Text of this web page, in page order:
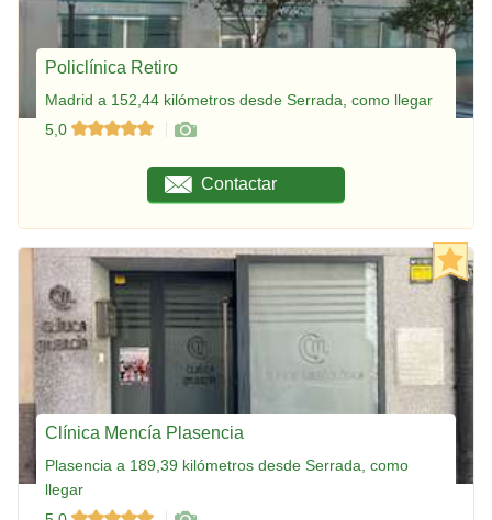
Policlínica Retiro
Madrid a 152,44 kilómetros desde Serrada, como llegar
5,0
Contactar
Clínica Mencía Plasencia
Plasencia a 189,39 kilómetros desde Serrada, como
llegar